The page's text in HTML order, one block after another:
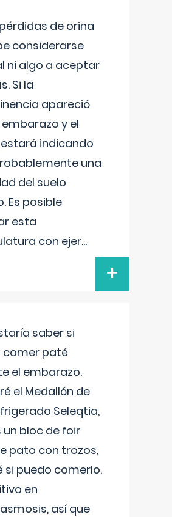
de orina
considerarse
ni algo a aceptar
Si la
apareció
y el
indicando
una
del suelo
Es posible
esta
con ejer...
+
saber si
comer paté
el embarazo.
el Medallón de
Seleqtia,
un bloc de foir
pato con trozos,
si puedo comerlo.
en
así que